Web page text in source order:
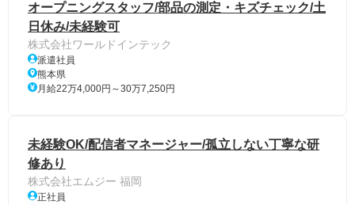
オープニングスタッフ/部品の測定・キズチェック/土
日休み/未経験可
株式会社ワールドインテック
派遣社員
熊本県
月給22万4,000円～30万7,250円
未経験OK/配信者マネージャー/孤立しない丁寧な研
修あり
株式会社エムジー 福岡
正社員